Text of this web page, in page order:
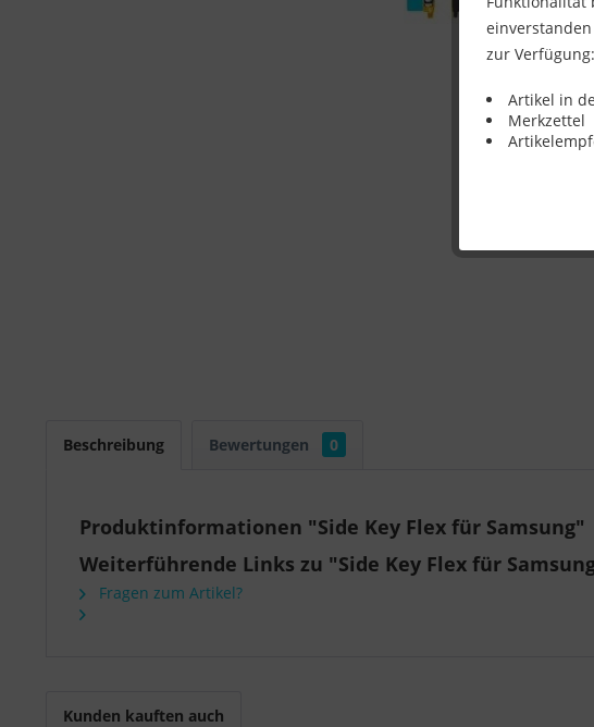
Beschreibung Bewertungen 0
Produktinformationen "Side Key Flex für Samsung"
Weiterführende Links zu "Side Key Flex für
Fragen zum Artikel?
Kunden kauften auch
zur Verfügung:
Artikel in
Merkzettel